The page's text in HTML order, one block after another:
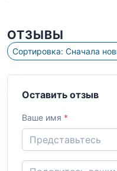
ОТЗЫВЫ
Сортировка: Сначала
Оставить отзыв
Ваше имя *